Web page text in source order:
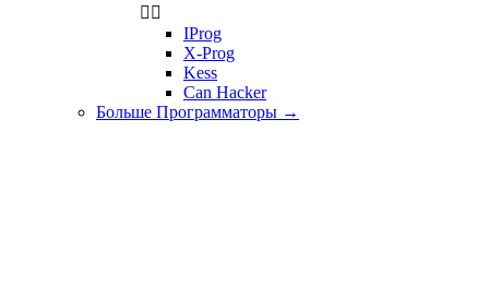
 
IProg
X-Prog
Kess
Can Hacker
Больше Программаторы →